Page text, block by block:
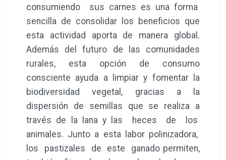
consumiendo sus carnes es una forma
sencilla de consolidar los beneficios que
esta actividad aporta de manera global.
Además del futuro de las comunidades
rurales, esta opción de consumo
consciente ayuda a limpiar y fomentar la
biodiversidad vegetal, gracias a la
dispersión de semillas que se realiza a
través de la lana y las heces de los
animales. Junto a esta labor polinizadora,
los pastizales de este ganado permiten,